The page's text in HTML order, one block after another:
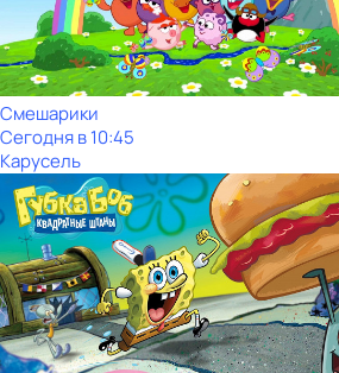
Смешарики
Сегодня в 10:45
Карусель